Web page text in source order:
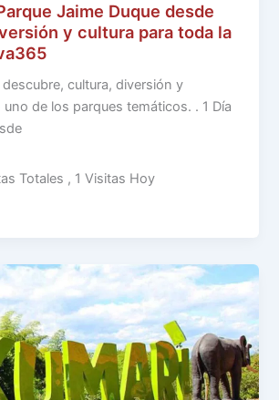
Jaime Duque desde
y cultura para toda la
cultura, diversión y
de los parques temáticos. . 1 Día
Totales , 1 Visitas Hoy